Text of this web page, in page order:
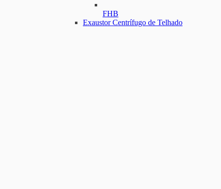
FHB
Exaustor Centrífugo de Telhado